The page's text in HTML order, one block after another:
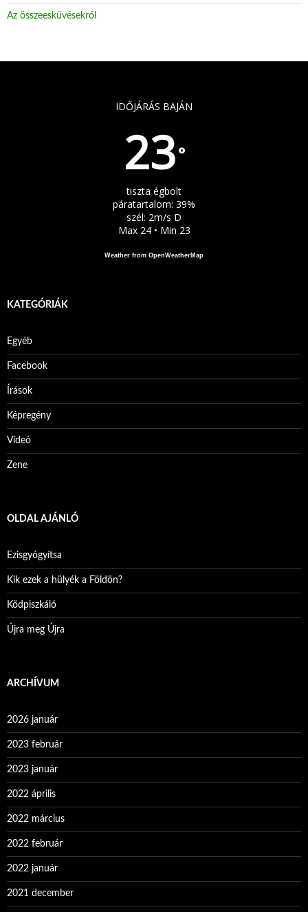
Az összeesküvésekről
IDŐJÁRÁS BAJÁN
23°
tiszta égbolt
páratartalom: 39%
szél: 2m/s D
Max 24 • Min 23
Weather from OpenWeatherMap
KATEGÓRIÁK
Egyéb
Facebook
Írások
Képregény
Videó
Zene
OLDAL AJÁNLÓ
Ezisgyógyítsa
Kik ezek a hülyék a Földön?
Ködpiszkáló
Újra meg Újra
ARCHÍVUM
2026 január
2023 február
2023 január
2022 április
2022 március
2022 február
2022 január
2021 december